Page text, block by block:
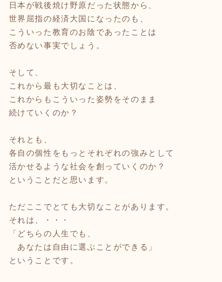
日本が戦後焼け野原だった状態から、
世界屈指の経済大国になったのも、
こういった教育のお陰であったことは
否めない事実でしょう。
そして、
これから最も大切なことは、
これからもこういった姿勢をそのまま
続けていくのか？
それとも、
各自の個性をもっとそれぞれの強みとして
活かせるような社会を創っていくのか？
ということだと思います。
ただここでとても大切なことがあります。
それは、・・・
「どちらの人生でも、
あなたは自由に選ぶことができる」
ということです。